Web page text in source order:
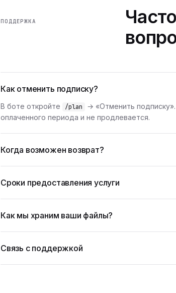
ПОДДЕРЖКА
Как отменить подписку?
В боте откройте /plan
→ «Отменить
оплаченного периода и не продлевается.
Когда возможен возврат?
Сроки предоставления услуги
Как мы храним ваши файлы?
Связь с поддержкой